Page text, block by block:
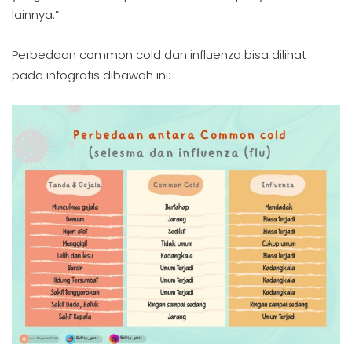
lainnya.”
Perbedaan common cold dan influenza bisa dilihat
pada infografis dibawah ini: